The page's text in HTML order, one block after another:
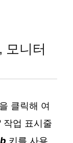
모니터
클릭해 여
작업 표시줄
키를 사용